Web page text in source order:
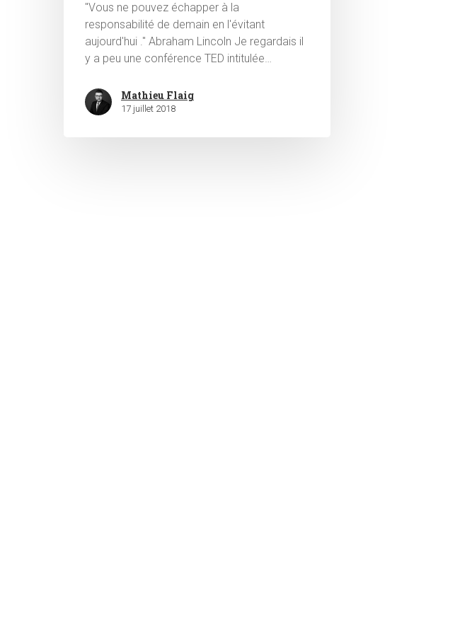
"Vous ne pouvez échapper à la
responsabilité de demain en l'évitant
aujourd'hui ." Abraham Lincoln Je regardais il
y a peu une conférence TED intitulée…
Mathieu Flaig
17 juillet 2018